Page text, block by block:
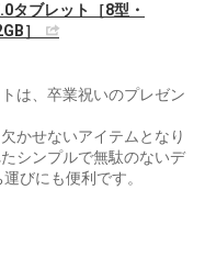
ブレット［8型・
］
は、卒業祝いのプレゼン
かせないアイテムとなり
シンプルで無駄のないデ
びにも便利です。